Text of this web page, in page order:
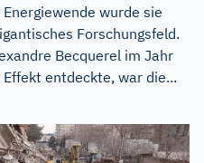
wurde sie
Forschungsfeld.
Becquerel im Jahr
entdeckte, war die...